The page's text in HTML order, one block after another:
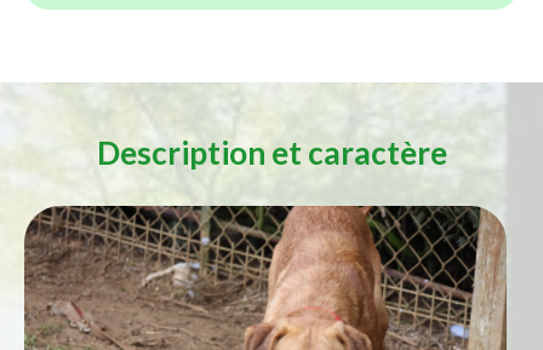
Description et caractère